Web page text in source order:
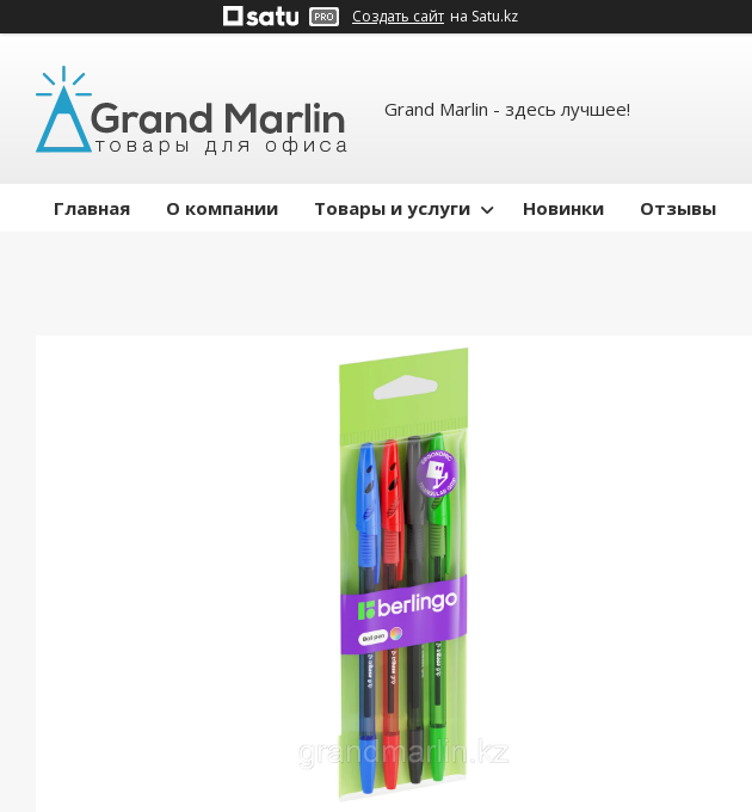
Создать сайт на Satu.kz
Grand Marlin - здесь лучшее!
Главная О компании Товары и услуги Новинки Отзывы